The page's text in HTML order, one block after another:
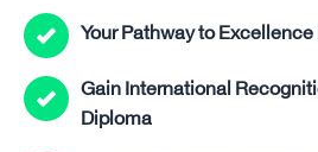
Your Pathway to
Gain International
Diploma